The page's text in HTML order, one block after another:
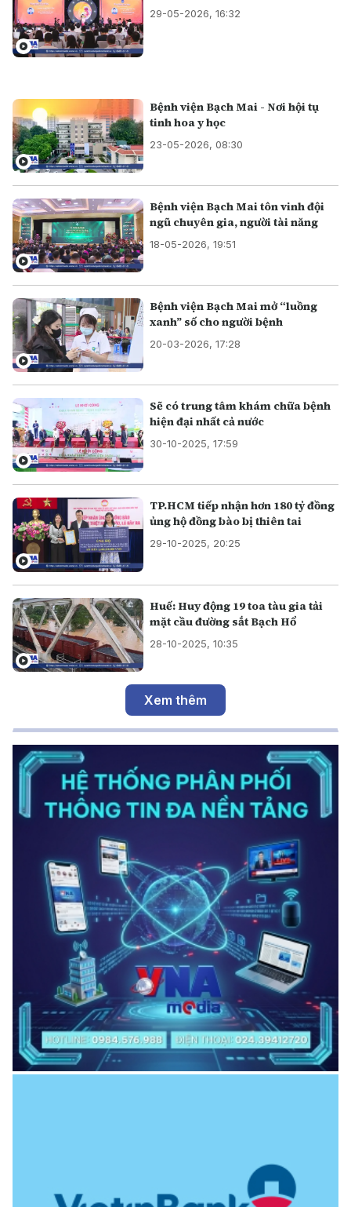
29-05-2026, 16:32
Bệnh viện Bạch Mai - Nơi hội tụ
tinh hoa y học
23-05-2026, 08:30
Bệnh viện Bạch Mai tôn vinh đội
ngũ chuyên gia, người tài năng
18-05-2026, 19:51
Bệnh viện Bạch Mai mở “luồng
xanh” số cho người bệnh
20-03-2026, 17:28
Sẽ có trung tâm khám chữa bệnh
hiện đại nhất cả nước
30-10-2025, 17:59
TP.HCM tiếp nhận hơn 180 tỷ đồng
ủng hộ đồng bào bị thiên tai
29-10-2025, 20:25
Huế: Huy động 19 toa tàu gia tải
mặt cầu đường sắt Bạch Hổ
28-10-2025, 10:35
Xem thêm